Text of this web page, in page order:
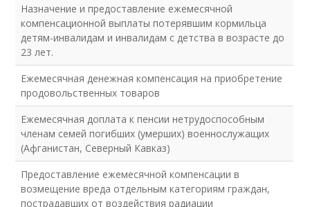
Назначение и предоставление ежемесячной
компенсационной выплаты потерявшим кормильца
детям-инвалидам и инвалидам с детства в возрасте до
23 лет.
Ежемесячная денежная компенсация на приобретение
продовольственных товаров
Ежемесячная доплата к пенсии нетрудоспособным
членам семей погибших (умерших) военнослужащих
(Афганистан, Северный Кавказ)
Предоставление ежемесячной компенсации в
возмещение вреда отдельным категориям граждан,
пострадавших от воздействия радиации